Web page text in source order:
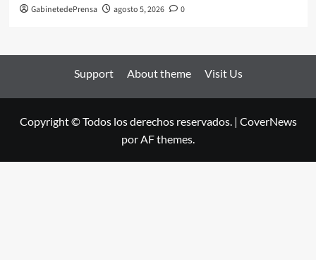
GabinetedePrensa agosto 5, 2026 0
Support About theme Visit Us
Copyright © Todos los derechos reservados. | CoverNews
por AF themes.